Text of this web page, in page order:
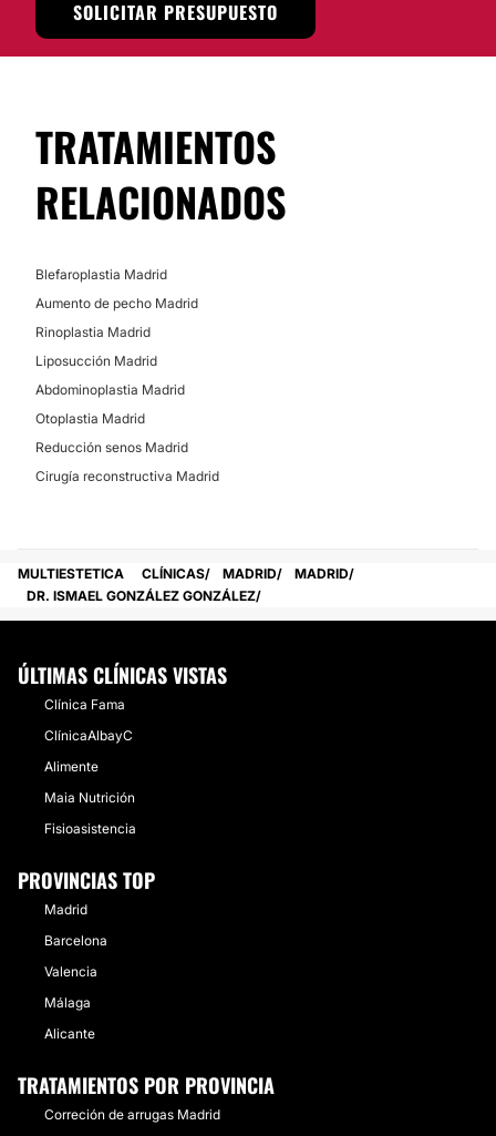
SOLICITAR PRESUPUESTO
TRATAMIENTOS
RELACIONADOS
Blefaroplastia Madrid
Aumento de pecho Madrid
Rinoplastia Madrid
Liposucción Madrid
Abdominoplastia Madrid
Otoplastia Madrid
Reducción senos Madrid
Cirugía reconstructiva Madrid
MULTIESTETICA CLÍNICAS MADRID
MADRID
DR. ISMAEL GONZÁLEZ GONZÁLEZ
ÚLTIMAS CLÍNICAS VISTAS
Clínica Fama
ClínicaAlbayC
Alimente
Maia Nutrición
Fisioasistencia
PROVINCIAS TOP
Madrid
Barcelona
Valencia
Málaga
Alicante
TRATAMIENTOS POR PROVINCIA
Correción de arrugas Madrid